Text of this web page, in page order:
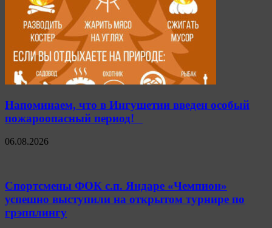
Напоминаем, что в Ингушетии введен особый
пожароопасный период!⁣⁣⠀
06.08.2026
Спортсмены ФОК с.п. Яндаре «Чемпион»
успешно выступили на открытом турнире по
грэпплингу